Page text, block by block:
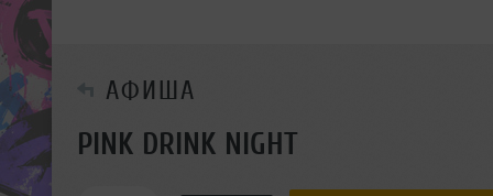
АФИША
PINK DRINK NIGHT